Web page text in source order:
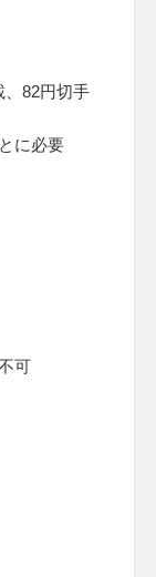
82円切手
に必要
可